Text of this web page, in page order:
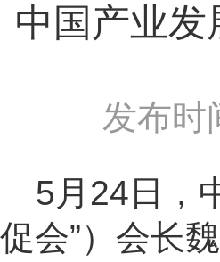
中国产业
发布时
5 月 24 日，
促会”）会长